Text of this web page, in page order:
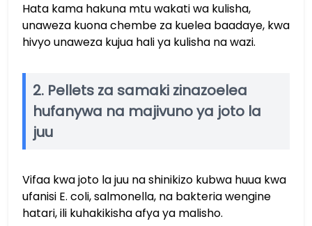
Hata kama hakuna mtu wakati wa kulisha,
unaweza kuona chembe za kuelea baadaye, kwa
hivyo unaweza kujua hali ya kulisha na wazi.
2. Pellets za samaki zinazoelea
hufanywa na majivuno ya joto la
juu
Vifaa kwa joto la juu na shinikizo kubwa huua kwa
ufanisi E. coli, salmonella, na bakteria wengine
hatari, ili kuhakikisha afya ya malisho.